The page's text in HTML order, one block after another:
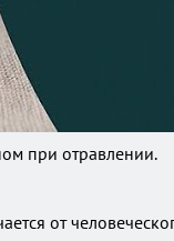
при отравлении.
от